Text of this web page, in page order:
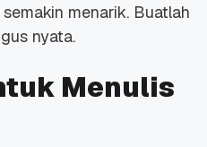
menarik. Buatlah
nyata.
Menulis